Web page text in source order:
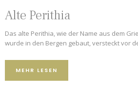
Alte Perithia
Das alte Perithia, wie der Name aus dem
wurde in den Bergen gebaut, versteckt vor
MEHR LESEN